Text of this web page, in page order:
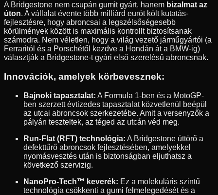
A Bridgestone nem csupán gumit gyárt, hanem bizalmat az
úton. A vállalat évente több milliárd eurót költ kutatás-
fejlesztésre, hogy abroncsai a legszélsőségesebb
körülmények között is maximális kontrollt biztosítsanak
számodra. Nem véletlen, hogy a világ vezető járműgyártói (a
Ferraritól és a Porschétől kezdve a Hondán át a BMW-ig)
választják a Bridgestone-t gyári első szerelésű abroncsnak.
Innovációk, amelyek körbevesznek:
Bajnoki tapasztalat: A Formula 1-ben és a MotoGP-
ben szerzett évtizedes tapasztalat közvetlenül beépül
az utcai abroncsok szerkezetébe. Amit a versenyzők a
pályán teszteltek, az téged az utcán véd meg.
Run-Flat (RFT) technológia: A Bridgestone úttörő a
defekttűrő abroncsok fejlesztésében, amelyekkel
nyomásvesztés után is biztonságban eljuthatsz a
következő szervizig.
NanoPro-Tech™ keverék: Ez a molekuláris szintű
technológia csökkenti a gumi felmelegedését és a